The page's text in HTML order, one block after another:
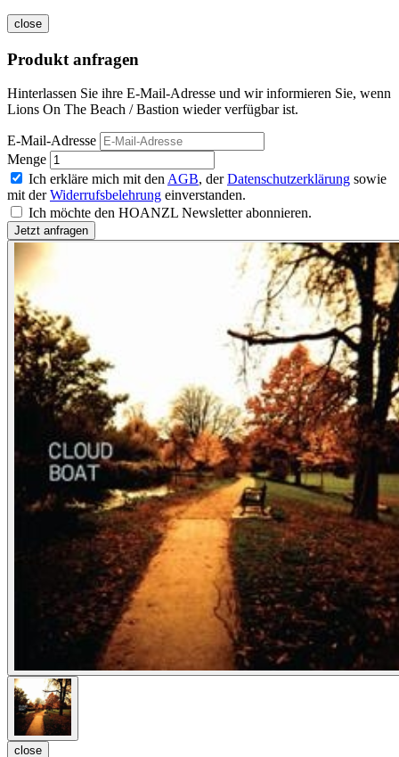
close
Produkt anfragen
Hinterlassen Sie ihre E-Mail-Adresse und wir informieren Sie, wenn
Lions On The Beach / Bastion wieder verfügbar ist.
E-Mail-Adresse
Menge
Ich erkläre mich mit den AGB, derDatenschutzerklärung sowie
mit derWiderrufsbelehrung einverstanden.
Ich möchte den HOANZL Newsletter abonnieren.
close